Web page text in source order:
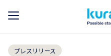
プレスリリース